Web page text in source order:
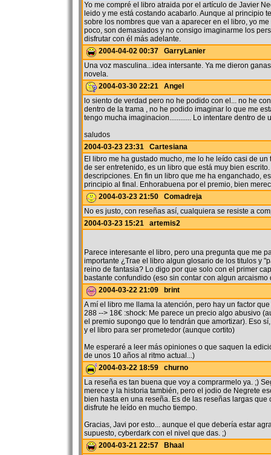
Yo me compré el libro atraida por el artículo de Javier
leido y me está costando acabarlo. Aunque al principio
sobre los nombres que van a aparecer en el libro, yo
poco, son demasiados y no consigo imaginarme los
disfrutar con él más adelante.
2004-04-02 00:37 GarryLanier
Una voz masculina...idea intersante. Ya me dieron
novela.
2004-03-30 22:21 Angel
lo siento de verdad pero no he podido con el... no he
dentro de la trama , no he podido imaginar lo que me
tengo mucha imaginacion............ Lo intentare dentro de
saludos
2004-03-23 23:31 Cartesiana
El libro me ha gustado mucho, me lo he leído casi de
de ser entretenido, es un libro que está muy bien
descripciones. En fin un libro que me ha enganchado,
principio al final. Enhorabuena por el premio, bien
2004-03-23 21:50 Comadreja
No es justo, con reseñas así, cualquiera se resiste a
2004-03-23 15:21 artemis2
Parece interesante el libro, pero una pregunta que me
importante ¿Trae el libro algun glosario de los titulos y
reino de fantasia? Lo digo por que solo con el primer
bastante confundido (eso sin contar con algun arcaismo
2004-03-22 21:09 brint
A mí el libro me llama la atención, pero hay un factor
288 --> 18€ :shock: Me parece un precio algo abusivo
el premio supongo que lo tendrán que amortizar). Eso
y el libro para ser prometedor (aunque cortito)
Me esperaré a leer más opiniones o que saquen la
de unos 10 años al ritmo actual...)
2004-03-22 18:59 churno
La reseña es tan buena que voy a comprarmelo ya. ;)
merece y la historia también, pero el jodio de Negrete
bien hasta en una reseña. Es de las reseñas largas que
disfrute he leído en mucho tiempo.
Gracias, Javi por esto... aunque el que debería estar
supuesto, cyberdark con el nivel que das. ;)
2004-03-21 22:57 Bhaal